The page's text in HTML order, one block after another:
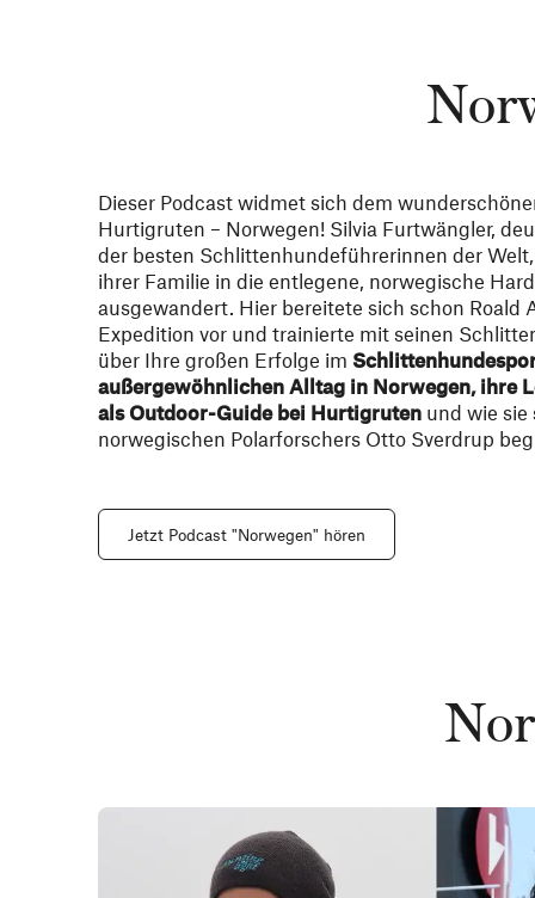
Dieser Podcast widmet sich dem
Hurtigruten – Norwegen! Silvia Furtwängler,
der besten Schlittenhundeführerinnen der
ihrer Familie in die entlegene, norwegische
ausgewandert. Hier bereitete sich schon Roald
Expedition vor und trainierte mit seinen
über Ihre großen Erfolge im
außergewöhnlichen Alltag in Norwegen, ihre
als Outdoor-Guide bei Hurtigruten und wie sie
norwegischen Polarforschers Otto Sverdrup
Jetzt Podcast "Norwegen" hören